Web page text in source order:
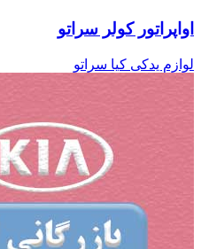
اواپراتور کولر سراتو
لوازم یدکی کیا سراتو